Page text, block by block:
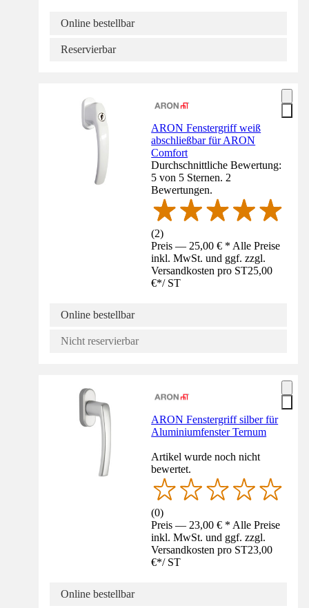
Online bestellbar
Reservierbar
ARON Fenstergriff weiß
abschließbar für ARON
Comfort
Durchschnittliche Bewertung:
5 von 5 Sternen. 2
Bewertungen.
(2)
Preis — 25,00 € * Alle Preise
inkl. MwSt. und ggf. zzgl.
Versandkosten pro ST25,00
€*/ ST
Online bestellbar
Nicht reservierbar
ARON Fenstergriff silber für
Aluminiumfenster Ternum
Artikel wurde noch nicht
bewertet.
(0)
Preis — 23,00 € * Alle Preise
inkl. MwSt. und ggf. zzgl.
Versandkosten pro ST23,00
€*/ ST
Online bestellbar